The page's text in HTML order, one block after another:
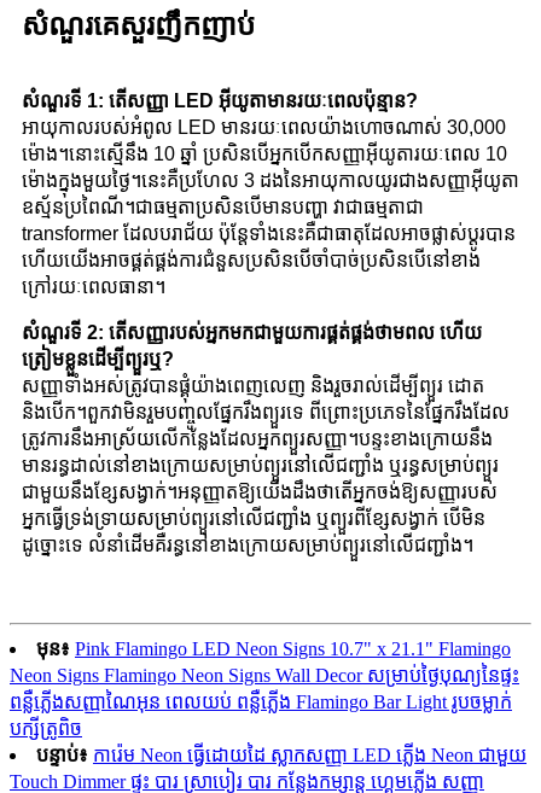
សំណួរគេសួរញឹកញាប់
សំណួរទី 1: តើសញ្ញា LED អ៊ីយូតាមានរយៈពេលប៉ុន្មាន?
អាយុកាលរបស់អំពូល LED មានរយៈពេលយ៉ាងហោចណាស់ 30,000
ម៉ោង។នោះស្មើនឹង 10 ឆ្នាំ ប្រសិនបើអ្នកបើកសញ្ញាអ៊ីយូតារយៈពេល 10
ម៉ោងក្នុងមួយថ្ងៃ។នេះគឺប្រហែល 3 ដងនៃអាយុកាលយូរជាងសញ្ញាអ៊ីយូតា
ឧស្ម័នប្រពៃណី។ជាធម្មតាប្រសិនបើមានបញ្ហា វាជាធម្មតាជា
transformer ដែលបរាជ័យ ប៉ុន្តែទាំងនេះគឺជាធាតុដែលអាចផ្លាស់ប្តូរបាន
ហើយយើងអាចផ្គត់ផ្គង់ការជំនួសប្រសិនបើចាំបាច់ប្រសិនបើនៅខាង
ក្រៅរយៈពេលធានា។
សំណួរទី 2: តើសញ្ញារបស់អ្នកមកជាមួយការផ្គត់ផ្គង់ថាមពល ហើយ
ត្រៀមខ្លួនដើម្បីព្យួរឬ?
សញ្ញាទាំងអស់ត្រូវបានផ្គុំយ៉ាងពេញលេញ និងរួចរាល់ដើម្បីព្យួរ ដោត
និងបើក។ពួកវាមិនរួមបញ្ចូលផ្នែករឹងព្យួរទេ ពីព្រោះប្រភេទនៃផ្នែករឹងដែល
ត្រូវការនឹងអាស្រ័យលើកន្លែងដែលអ្នកព្យួរសញ្ញា។បន្ទះខាងក្រោយនឹង
មានរន្ធដាល់នៅខាងក្រោយសម្រាប់ព្យួរនៅលើជញ្ជាំង ឬរន្ធសម្រាប់ព្យួរ
ជាមួយនឹងខ្សែសង្វាក់។អនុញ្ញាតឱ្យយើងដឹងថាតើអ្នកចង់ឱ្យសញ្ញារបស់
អ្នកធ្វើទ្រង់ទ្រាយសម្រាប់ព្យួរនៅលើជញ្ជាំង ឬព្យួរពីខ្សែសង្វាក់ បើមិន
ដូច្នោះទេ លំនាំដើមគឺរន្ធនៅខាងក្រោយសម្រាប់ព្យួរនៅលើជញ្ជាំង។
មុន៖ Pink Flamingo LED Neon Signs 10.7" x 21.1" Flamingo
Neon Signs Flamingo Neon Signs Wall Decor សម្រាប់ថ្ងៃបុណ្យនៃផ្ទះ
ពន្លឺភ្លើងសញ្ញាណៃអុន ពេលយប់ ពន្លឺភ្លើង Flamingo Bar Light រូបចម្លាក់
បក្សីត្រូពិច
បន្ទាប់៖ ការ៉េម Neon ធ្វើដោយដៃ ស្លាកសញ្ញា LED ភ្លើង Neon ជាមួយ
Touch Dimmer ផ្ទះ បារ ស្រាបៀរ បារ កន្លែងកម្សាន្ត ហ្គេមភ្លើង សញ្ញា